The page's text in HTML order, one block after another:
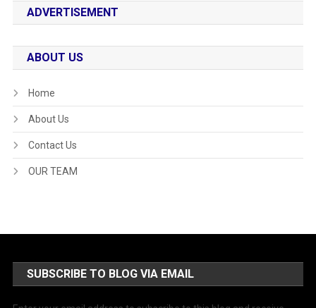
ADVERTISEMENT
ABOUT US
Home
About Us
Contact Us
OUR TEAM
SUBSCRIBE TO BLOG VIA EMAIL